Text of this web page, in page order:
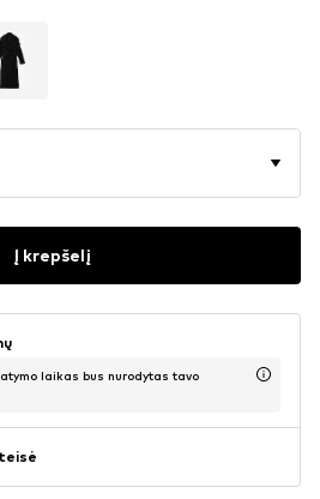
Į krepšelį
laikas bus nurodytas tavo